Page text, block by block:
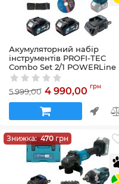
Акумуляторний набір
інструментів PROFI-TEC
Combo Set 2/1 POWERLine
(DGA20BL, DTW500BL)
(2×PT2040MP (4.0 Аг),
зарядний пристрій)
Артикул:58_28891
5 999,00 4 990,00 грн
Знижка:470грн